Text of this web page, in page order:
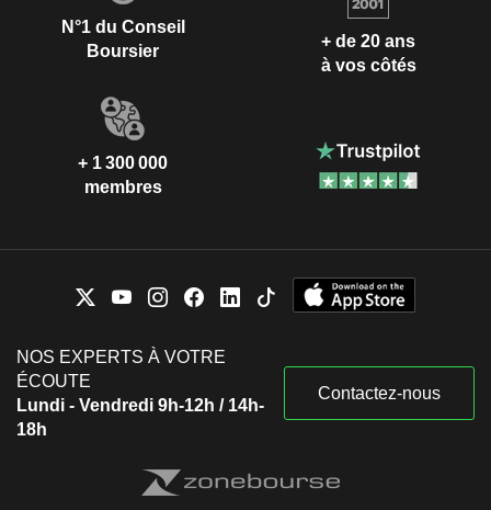
N°1 du Conseil
Boursier
+ de 20 ans
à vos côtés
+ 1 300 000
membres
NOS EXPERTS À VOTRE
ÉCOUTE
Lundi - Vendredi 9h-12h / 14h-
18h
Contactez-nous